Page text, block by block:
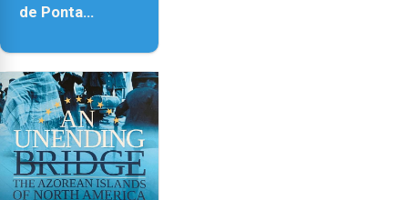
de Ponta
contar com
novos
instrumentos